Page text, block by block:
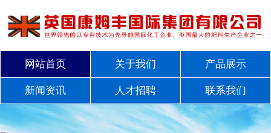
网站首页 关于我们 产品展示
新闻资讯 人才招聘 联系我们